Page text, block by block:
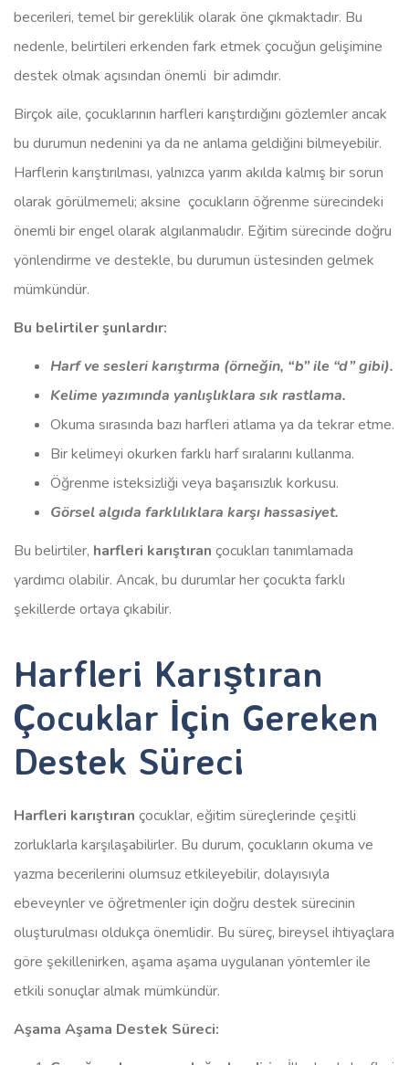
becerileri, temel bir gereklilik olarak öne çıkmaktadır. Bu
nedenle, belirtileri erkenden fark etmek çocuğun gelişimine
destek olmak açısından önemli bir adımdır.
Birçok aile, çocuklarının harfleri karıştırdığını gözlemler ancak
bu durumun nedenini ya da ne anlama geldiğini bilmeyebilir.
Harflerin karıştırılması, yalnızca yarım akılda kalmış bir sorun
olarak görülmemeli; aksine çocukların öğrenme sürecindeki
önemli bir engel olarak algılanmalıdır. Eğitim sürecinde doğru
yönlendirme ve destekle, bu durumun üstesinden gelmek
mümkündür.
Bu belirtiler şunlardır:
Harf ve sesleri karıştırma (örneğin, “b” ile “d” gibi).
Kelime yazımında yanlışlıklara sık rastlama.
Okuma sırasında bazı harfleri atlama ya da tekrar etme.
Bir kelimeyi okurken farklı harf sıralarını kullanma.
Öğrenme isteksizliği veya başarısızlık korkusu.
Görsel algıda farklılıklara karşı hassasiyet.
Bu belirtiler, harfleri karıştıran çocukları tanımlamada
yardımcı olabilir. Ancak, bu durumlar her çocukta farklı
şekillerde ortaya çıkabilir.
Harfleri Karıştıran
Çocuklar İçin Gereken
Destek Süreci
Harfleri karıştıran çocuklar, eğitim süreçlerinde çeşitli
zorluklarla karşılaşabilirler. Bu durum, çocukların okuma ve
yazma becerilerini olumsuz etkileyebilir, dolayısıyla
ebeveynler ve öğretmenler için doğru destek sürecinin
oluşturulması oldukça önemlidir. Bu süreç, bireysel ihtiyaçlara
göre şekillenirken, aşama aşama uygulanan yöntemler ile
etkili sonuçlar almak mümkündür.
Aşama Aşama Destek Süreci: